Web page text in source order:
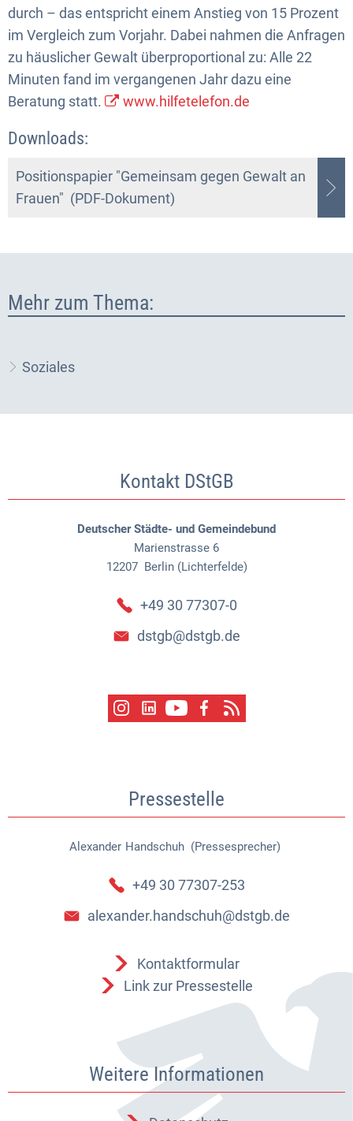
durch – das entspricht einem Anstieg von 15 Prozent
im Vergleich zum Vorjahr. Dabei nahmen die Anfragen
zu häuslicher Gewalt überproportional zu: Alle 22
Minuten fand im vergangenen Jahr dazu eine
Beratung statt.
www.hilfetelefon.de
Downloads:
Positionspapier "Gemeinsam gegen Gewalt an
Frauen" (PDF-Dokument)
Mehr zum Thema:
Soziales
Kontakt DStGB
Deutscher Städte- und Gemeindebund
Marienstrasse 6
12207 Berlin (Lichterfelde)
+49 30 77307-0
dstgb@dstgb.de
Pressestelle
Alexander Handschuh (Pressesprecher)
Alexander Handschuh
+49 30 77307-253
alexander.handschuh@dstgb.de
Kontaktformular
Link zur Pressestelle
Weitere Informationen